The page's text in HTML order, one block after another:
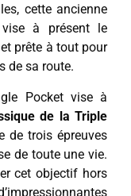
cette ancienne
vise à présent le
prête à tout pour
de sa route.
Pocket vise à
de la Triple
de trois épreuves
de toute une vie.
cet objectif hors